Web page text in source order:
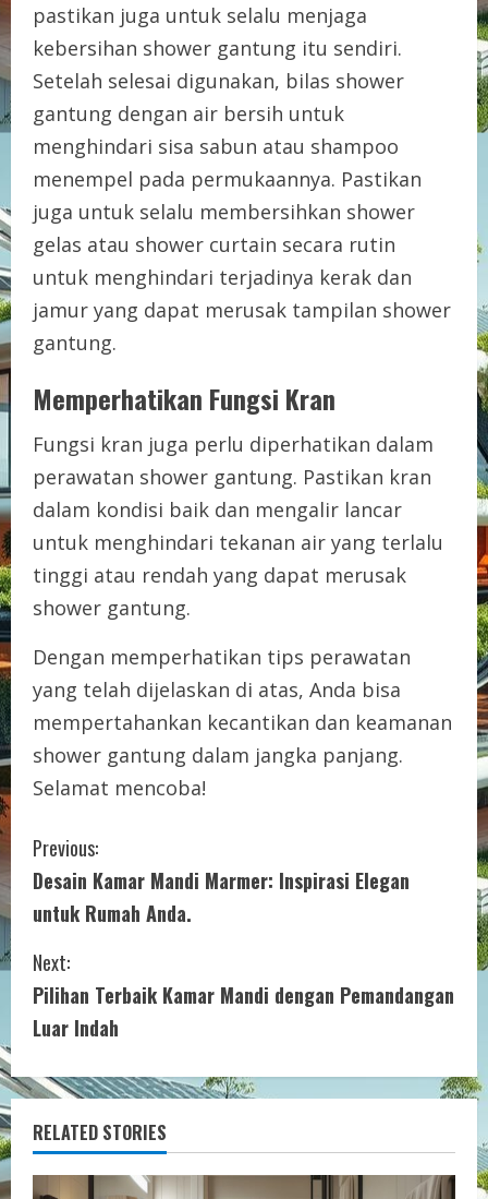
pastikan juga untuk selalu menjaga
kebersihan shower gantung itu sendiri.
Setelah selesai digunakan, bilas shower
gantung dengan air bersih untuk
menghindari sisa sabun atau shampoo
menempel pada permukaannya. Pastikan
juga untuk selalu membersihkan shower
gelas atau shower curtain secara rutin
untuk menghindari terjadinya kerak dan
jamur yang dapat merusak tampilan shower
gantung.
Memperhatikan Fungsi Kran
Fungsi kran juga perlu diperhatikan dalam
perawatan shower gantung. Pastikan kran
dalam kondisi baik dan mengalir lancar
untuk menghindari tekanan air yang terlalu
tinggi atau rendah yang dapat merusak
shower gantung.
Dengan memperhatikan tips perawatan
yang telah dijelaskan di atas, Anda bisa
mempertahankan kecantikan dan keamanan
shower gantung dalam jangka panjang.
Selamat mencoba!
C
o
n
t
i
n
u
e
Previous:
Desain Kamar Mandi Marmer: Inspirasi Elegan
untuk Rumah Anda.
Next:
Pilihan Terbaik Kamar Mandi dengan Pemandangan
Luar Indah
RELATED STORIES